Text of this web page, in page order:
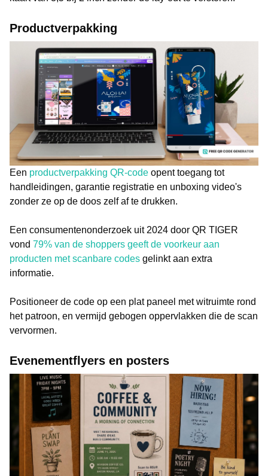
Productverpakking
Een productverpakking QR-code opent toegang tot
handleidingen, garantie registratie en unboxing video's
zonder ze op de doos zelf af te drukken.
Een consumentenonderzoek uit 2024 door QR TIGER
vond 79% van de shoppers geeft de voorkeur aan
producten met scanbare codes gelinkt aan extra
informatie.
Positioneer de code op een plat paneel met witruimte rond
het patroon, en vermijd gebogen oppervlakken die de scan
vervormen.
Evenementflyers en posters